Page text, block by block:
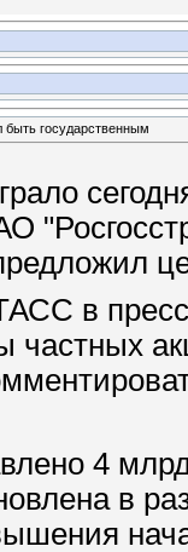
быть государственным
в
частных
4
в